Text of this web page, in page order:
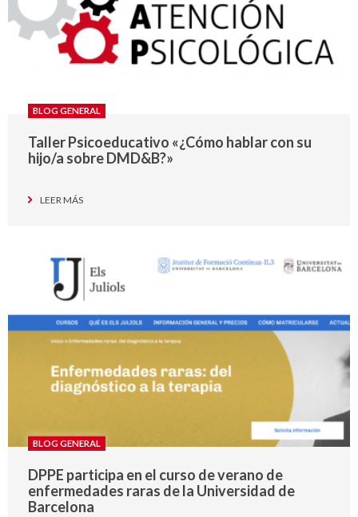
BLOG GENERAL
Taller Psicoeducativo «¿Cómo hablar con su
hijo/a sobre DMD&B?»
LEER MÁS
BLOG GENERAL
DPPE participa en el curso de verano de
enfermedades raras de la Universidad de
Barcelona